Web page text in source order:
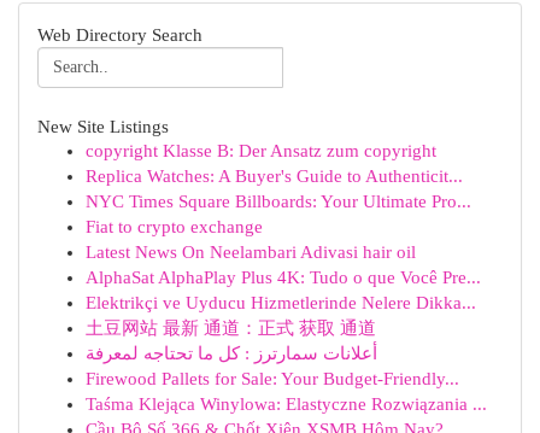
Web Directory Search
New Site Listings
copyright Klasse B: Der Ansatz zum copyright
Replica Watches: A Buyer's Guide to Authenticit...
NYC Times Square Billboards: Your Ultimate Pro...
Fiat to crypto exchange
Latest News On Neelambari Adivasi hair oil
AlphaSat AlphaPlay Plus 4K: Tudo o que Você Pre...
Elektrikçi ve Uyducu Hizmetlerinde Nelere Dikka...
土豆网站 最新 通道：正式 获取 通道
أعلانات سمارترز : كل ما تحتاجه لمعرفة
Firewood Pallets for Sale: Your Budget-Friendly...
Taśma Klejąca Winylowa: Elastyczne Rozwiązania ...